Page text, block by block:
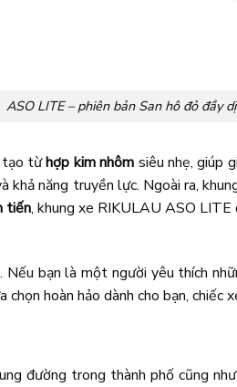
ASO LITE – phiên bản San hô đỏ đầy
tạo từhợp kim nhôm siêu nhẹ, giúp
khả năng truyền lực. Ngoài ra,
tiến, khung xe RIKULAU ASO
Nếu bạn là một người yêu thích
hoàn hảo dành cho bạn, chiếc
đường trong thành phố cũng